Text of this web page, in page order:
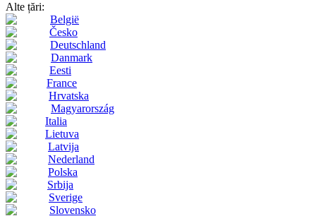
Alte țări:
België
Česko
Deutschland
Danmark
Eesti
France
Hrvatska
Magyarország
Italia
Lietuva
Latvija
Nederland
Polska
Srbija
Sverige
Slovensko